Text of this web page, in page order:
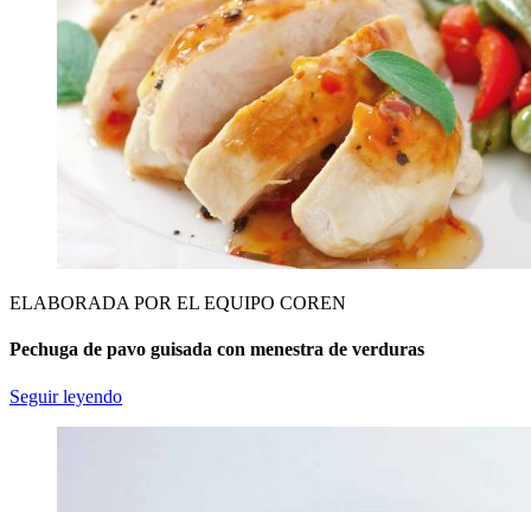
ELABORADA POR EL EQUIPO COREN
Pechuga de pavo guisada con menestra de verduras
Seguir leyendo